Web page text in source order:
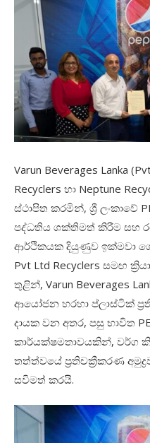
Varun Beverages Lanka
Recyclers හා Neptune
ස්ථාපිත කරමින්, ශ්‍රී ලංකාවේ
පද්ධතිය ශක්තිමත් කිරීම සහ
ආර්ථිකයක දියුණුව ඉක්මවා
Pvt Ltd Recyclers සමඟ
තුළින්, Varun Beverages
ආයෝජන හරහා ප්ලාස්ටික්
දායක වන අතර, පසු භාවිත
කාර්යක්ෂමතාවයකින්, වර්ග
තත්ත්වයේ ප්‍රතිචක්‍රීකරණ
සවිමත් කරයි.